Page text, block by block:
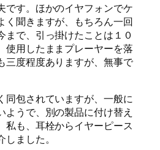
です。ほかのイヤフォンでケ
く聞きますが、もちろん一回
まで、引っ掛けたことは１０
使用したままプレーヤーを落
三度程度ありますが、無事で
同包されていますが、一般に
ようで、別の製品に付け替え
私も、耳栓からイヤーピース
ました。